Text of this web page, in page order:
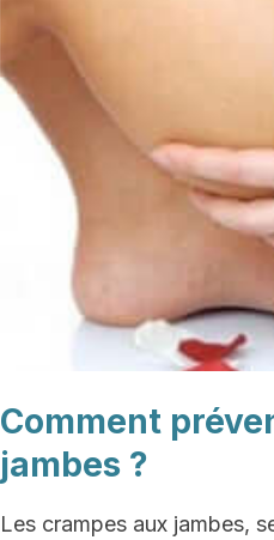
Comment
jambes ?
Les crampes aux jambes,